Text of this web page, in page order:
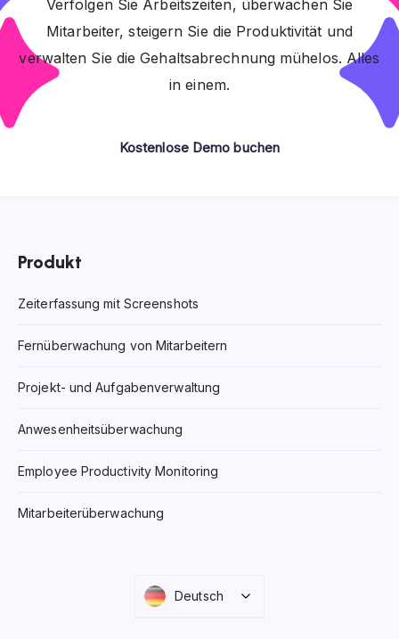
Verfolgen Sie Arbeitszeiten, überwachen Sie
Mitarbeiter, steigern Sie die Produktivität und
verwalten Sie die Gehaltsabrechnung mühelos. Alles
in einem.
Kostenlose Demo buchen
Produkt
Zeiterfassung mit Screenshots
Fernüberwachung von Mitarbeitern
Projekt- und Aufgabenverwaltung
Anwesenheitsüberwachung
Employee Productivity Monitoring
Mitarbeiterüberwachung
Deutsch